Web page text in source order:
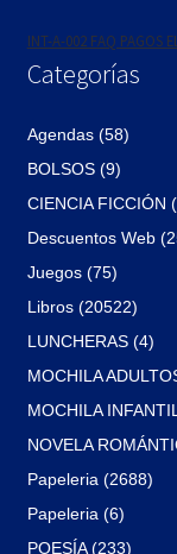
INT-A-002 FAQ PAGOS
Categorías
Agendas (58)
BOLSOS (9)
CIENCIA FICCIÓN
Descuentos Web
Juegos (75)
Libros (20522)
LUNCHERAS (4)
MOCHILA
MOCHILA
NOVELA
Papeleria (2688)
Papeleria (6)
POESÍA (233)